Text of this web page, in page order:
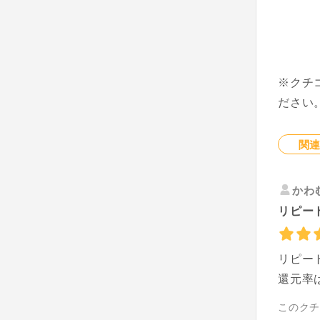
※クチ
ださい
関
かわ
リピー
リピー
還元率
このク